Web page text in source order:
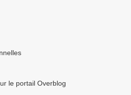
le portail Overblog